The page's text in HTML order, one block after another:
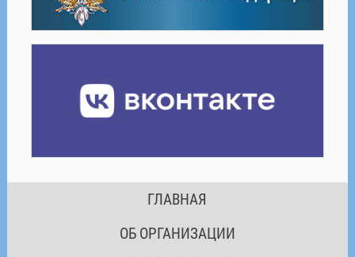
ГЛАВНАЯ
ОБ ОРГАНИЗАЦИИ